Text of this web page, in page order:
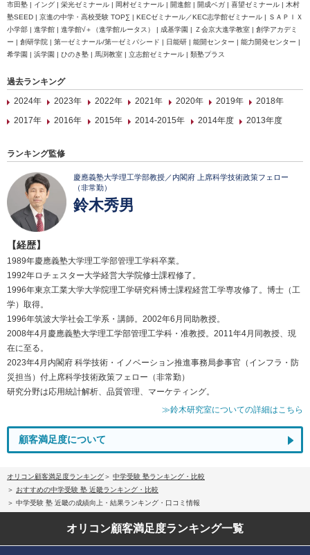
市田塾 | イング | 栄光ゼミナール | 岡村ゼミナール | 開進館 | 開成ベガ | 喜望ゼミナール | 木村
塾SEED | 京進の中学・高校受験 TOP∑ | KECゼミナール／KEC志学館ゼミナール | ＳＡＰＩＸ
小学部 | 進学館 | 進学館√＋（進学館ルータス） | 成基学園 | Ｚ会京大進学教室 | 創学アカデミ
ー | 創研学院 | 第一ゼミナール/第一ゼミパシード | 日能研 | 能開センター | 能力開発センター |
希学園 | 浜学園 | ひのき塾 | 馬渕教室 | 立志館ゼミナール | 類塾プラス
過去ランキング
2024年
2023年 2022年 2021年 2020年 2019年
2018年
2017年
2016年 2015年 2014-2015年 2014年度 2013年度
ランキング監修
慶應義塾大学理工学部教授／内閣府 上席科学技術政策フェロー
（非常勤）
鈴木秀男
【経歴】
1989年慶應義塾大学理工学部管理工学科卒業。
1992年ロチェスター大学経営大学院修士課程修了。
1996年東京工業大学大学院理工学研究科博士課程経営工学専攻修了。博士（工
学）取得。
1996年筑波大学社会工学系・講師。2002年6月同助教授。
2008年4月慶應義塾大学理工学部管理工学科・准教授。2011年4月同教授、現
在に至る。
2023年4月内閣府 科学技術・イノベーション推進事務局参事官（インフラ・防
災担当）付上席科学技術政策フェロー（非常勤）
研究分野は応用統計解析、品質管理、マーケティング。
≫鈴木研究室についての詳細はこちら
顧客満足度について
オリコン顧客満足度ランキング
中学受験 塾ランキング・比較
おすすめの中学受験 塾 近畿ランキング・比較
中学受験 塾 近畿の成績向上・結果ランキング・口コミ情報
オリコン顧客満足度ランキング一覧